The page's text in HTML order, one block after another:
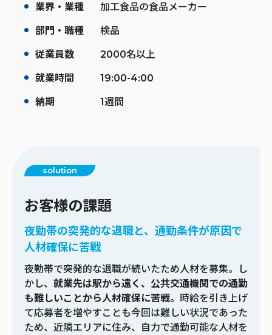
業界・業種 加工食品の食品メーカー
部門・職種 検品
従業員数 2000名以上
就業時間 19:00-4:00
納期 1週間
solution
お客様の課題
夜勤帯の突発的な退職と、通勤条件が原因で
人材確保に苦戦
夜勤帯で突発的な退職が続いたため人材を募集。し
かし、 就業先は駅から遠く、公共交通機関での通勤
も難しいことから人材確保に苦戦。 時給を引き上げ
て応募者を増やすことも今回は難しい状況であった
ため、近隣エリアに住み、自力で通勤可能な人材を